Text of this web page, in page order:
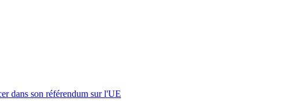
dans son référendum sur l'UE